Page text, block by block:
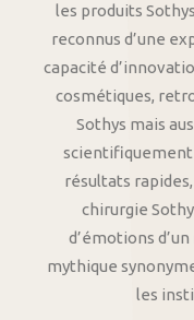
les produits
reconnus d’une
capacité
cosmétiques,
Sothys mais
résultats
chirurgie
d’émotions
mythique
les